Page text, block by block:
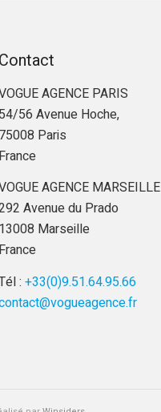
Contact
AGENCE PARIS
54/56 Avenue Hoche,
75008 Paris
France
AGENCE MARSEILLE
Avenue du Prado
13008 Marseille
France
:+33(0)9.51.64.95.66